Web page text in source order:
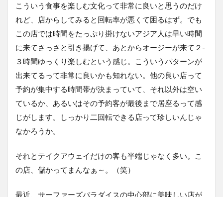
こういう食事を楽しむ文化って非常に良いと思うのだけ
れど、店からしてみると回転率が悪くて困るはず。でも
この店では時間をたっぷり掛けないアジア人は早い時間
に来てさっさと引き揚げて、あとからオージーが来て２-
３時間ゆっくり楽しむという感じ。こういうパターンが
出来てるって非常に良いかも知れない。他の良い店って
予約が集中する時間帯が決まっていて、それ以外は空い
ているか、あるいはその予約客が最後まで居座るって感
じがします。しっかり二回転できる店って珍しいんじゃ
なかろうか。
それとテイクアウェイだけの客も半端じゃなく多い。こ
の店、儲かってまんなぁ～。（笑）
最近、サーファーズパラダイスの中心部に美味しい店が